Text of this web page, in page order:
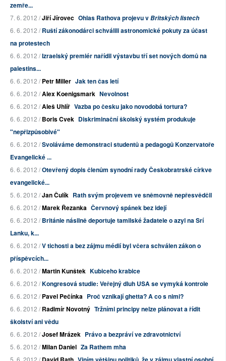
zemře...
7. 6. 2012 /Jiří Jírovec Ohlas Rathova projevu vBritských listech
6. 6. 2012 /Ruští zákonodárci schválili astronomické pokuty za účast
na protestech
6. 6. 2012 /Izraelský premiér nařídil výstavbu tří set nových domů na
palestins...
6. 6. 2012 /Petr Miller Jak ten čas letí
6. 6. 2012 /Alex Koenigsmark Nevolnost
6. 6. 2012 /Aleš Uhlíř Vazba po česku jako novodobá tortura?
6. 6. 2012 /Boris Cvek Diskriminační školský systém produkuje
"nepřizpůsobivé"
6. 6. 2012 /Svoláváme demonstraci studentů a pedagogů Konzervatoře
Evangelické ...
6. 6. 2012 /Otevřený dopis členům synodní rady Českobratrské církve
evangelické...
5. 6. 2012 /Jan Čulík Rath svým projevem ve sněmovně nepřesvědčil
6. 6. 2012 /Marek Řezanka Červnový spánek bez idejí
6. 6. 2012 /Británie násilně deportuje tamilské žadatele o azyl na Srí
Lanku, k...
6. 6. 2012 /V tichosti a bez zájmu médií byl včera schválen zákon o
příspěvcích...
6. 6. 2012 /Martin Kunštek Kubiceho krabice
6. 6. 2012 /Kongresová studie: Veřejný dluh USA se vymyká kontrole
6. 6. 2012 /Pavel Pečínka Proč vznikají ghetta? A co s nimi?
6. 6. 2012 /Radimír Novotný Tržními principy nelze plánovat a řídit
školství ani vědu
6. 6. 2012 /Josef Mrázek Právo a bezpráví ve zdravotnictví
5. 6. 2012 /Milan Daniel Za Rathem mha